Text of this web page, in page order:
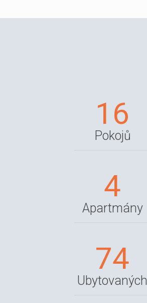
16
Pokojů
4
Apartmány
74
Ubytovaných